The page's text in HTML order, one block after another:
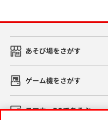
あそび場をさがす
ゲーム機をさがす
スマホ・PCであそぶ